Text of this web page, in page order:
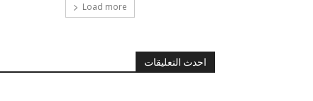
Load more
احدث التعليقات